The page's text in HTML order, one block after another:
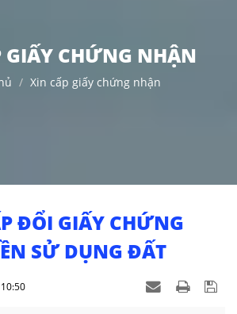
GIẤY CHỨNG NHẬN
Xin cấp giấy chứng nhận
ĐỔI GIẤY CHỨNG
SỬ DỤNG ĐẤT